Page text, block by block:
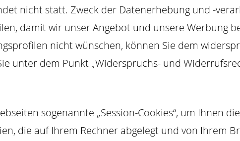
nicht statt. Zweck der Datenerhebung und -
damit wir unser Angebot und unsere Werbung
nicht wünschen, können Sie dem
unter dem Punkt „Widerspruchs- und
sogenannte „Session-Cookies“, um Ihnen
die auf Ihrem Rechner abgelegt und von Ihrem